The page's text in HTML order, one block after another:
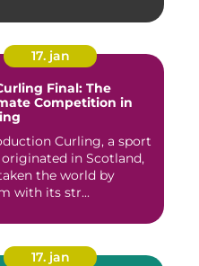
17. jan
Final: The
Competition in
Curling, a sport
in Scotland,
the world by
with its str...
17. jan